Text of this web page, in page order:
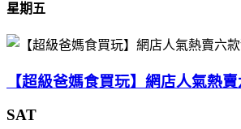
星期五
【超級爸媽食買玩】網店人氣熱
SAT